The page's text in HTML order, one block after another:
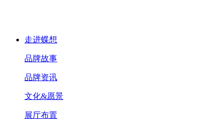
走进蝶想
品牌故事
品牌资讯
文化&愿景
展厅布置